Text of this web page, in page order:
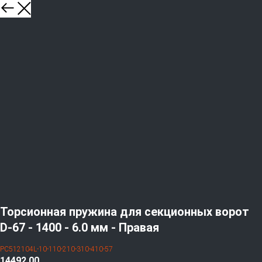
Торсионная пружина для секционных ворот
D-67 - 1400 - 6.0 мм - Правая
PC512104L-10-110-210-310-410-57